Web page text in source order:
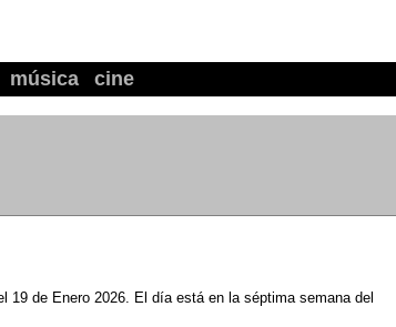
música cine
19 de Enero 2026. El día está en la séptima semana del